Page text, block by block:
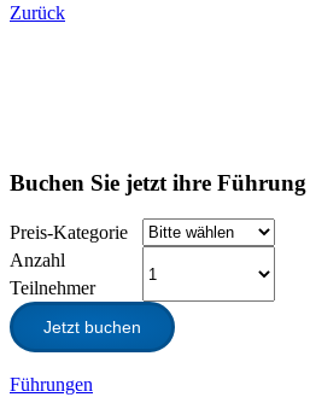
Zurück
Buchen Sie jetzt ihre Führung
Preis-Kategorie
Anzahl
Teilnehmer
Jetzt buchen
Führungen